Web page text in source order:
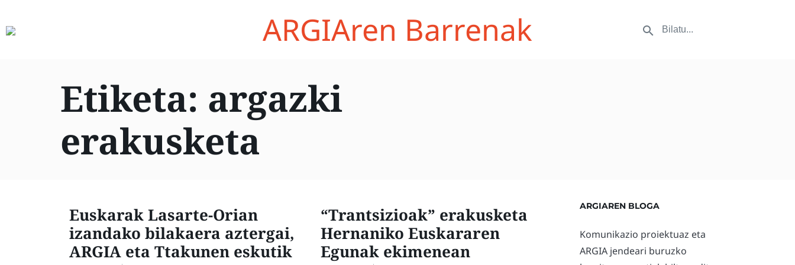
ARGIAren Barrenak
Etiketa: argazki
erakusketa
Euskarak Lasarte-Orian
izandako bilakaera aztergai,
ARGIA eta Ttakunen eskutik
“Trantsizioak” erakusketa
Hernaniko Euskararen
Egunak ekimenean
ARGIAREN BLOGA
Komunikazio proiektuaz eta
ARGIA jendeari buruzko